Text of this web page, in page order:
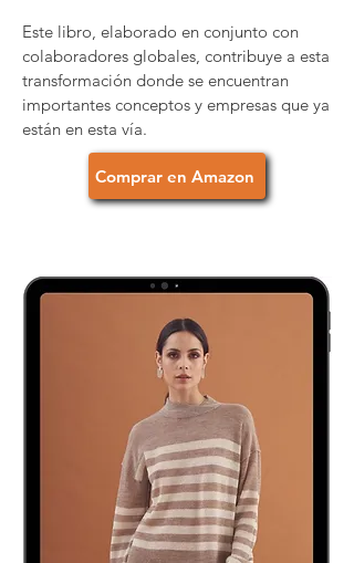
Este libro, elaborado en conjunto con
colaboradores globales, contribuye a esta
transformación donde se encuentran
importantes conceptos y empresas que ya
están en esta vía.
Comprar en Amazon